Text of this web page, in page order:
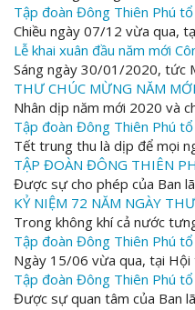
Tập đoàn Đông Thiên Phú tổ
Chiều ngày 07/12 vừa qua,
Lễ khai xuân đầu năm mới
Sáng ngày 30/01/2020, tức
THƯ CHÚC MỪNG NĂM
Nhân dịp năm mới 2020 và
Tập đoàn Đông Thiên Phú
Tết trung thu là dịp để mọi
TẬP ĐOÀN ĐÔNG THIÊN
Được sự cho phép của Ban
KỶ NIỆM 72 NĂM NGÀY
Trong không khí cả nước
Tập đoàn Đông Thiên Phú
Ngày 15/06 vừa qua, tại Hội
Tập đoàn Đông Thiên Phú
Được sự quan tâm của Ban